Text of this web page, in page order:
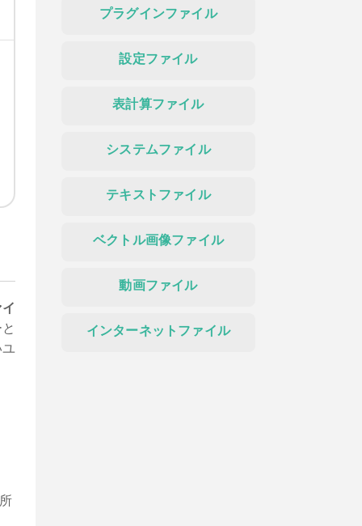
プラグインファイル
設定ファイル
表計算ファイル
システムファイル
テキストファイル
ベクトル画像ファイル
動画ファイル
インターネットファイル